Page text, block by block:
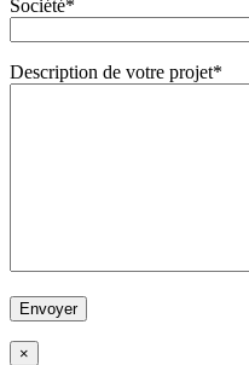
Société*
Description de votre projet*
×